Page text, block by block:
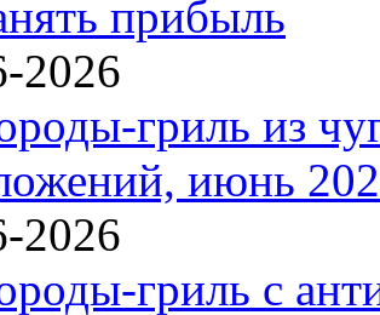
прибыль
2026
гриль из
июнь
2026
гриль с